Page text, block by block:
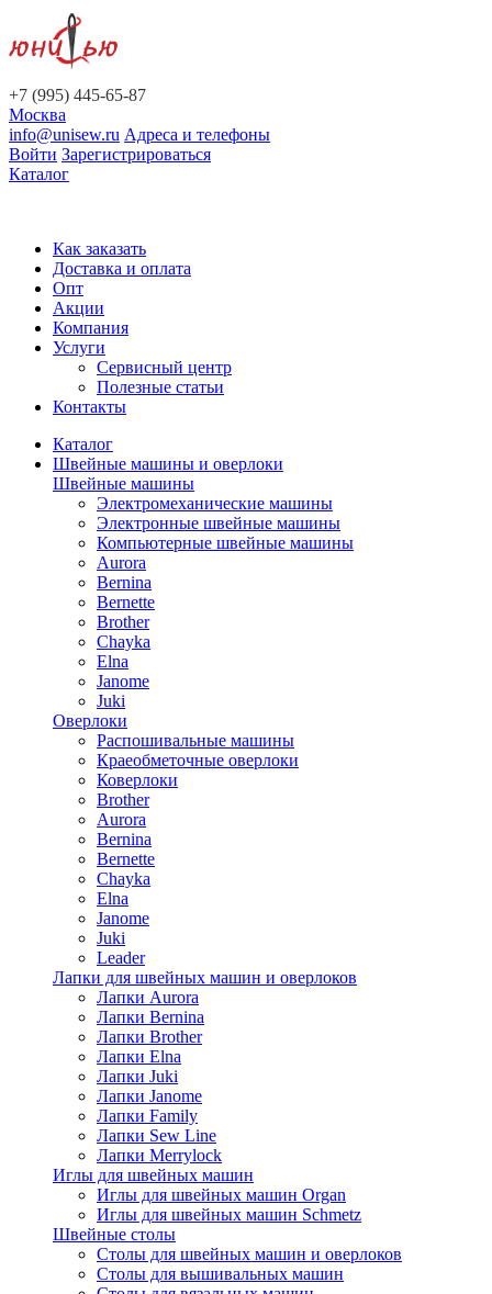
+7 (995) 445-65-87
Москва
info@unisew.ru Адреса и телефоны
Войти Зарегистрироваться
Каталог
Как заказать
Доставка и оплата
Опт
Акции
Компания
Услуги
Сервисный центр
Полезные статьи
Контакты
Каталог
Швейные машины и оверлоки
Швейные машины
Электромеханические машины
Электронные швейные машины
Компьютерные швейные машины
Aurora
Bernina
Bernette
Brother
Chayka
Elna
Janome
Juki
Оверлоки
Распошивальные машины
Краеобметочные оверлоки
Коверлоки
Brother
Aurora
Bernina
Bernette
Chayka
Elna
Janome
Juki
Leader
Лапки для швейных машин и оверлоков
Лапки Aurora
Лапки Bernina
Лапки Brother
Лапки Elna
Лапки Juki
Лапки Janome
Лапки Family
Лапки Sew Line
Лапки Merrylock
Иглы для швейных машин
Иглы для швейных машин Organ
Иглы для швейных машин Schmetz
Швейные столы
Столы для швейных машин и оверлоков
Столы для вышивальных машин